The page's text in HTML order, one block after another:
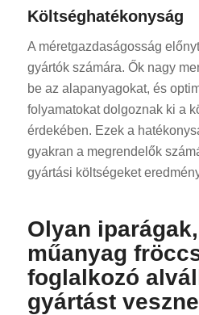
Költséghatékonyság
A méretgazdaságosság
gyártók számára. Ők nagy
be az alapanyagokat, és
folyamatokat dolgoznak ki a
érdekében. Ezek a
gyakran a megrendelők
gyártási költségeket
Olyan
műanyag
foglalkozó
gyártást